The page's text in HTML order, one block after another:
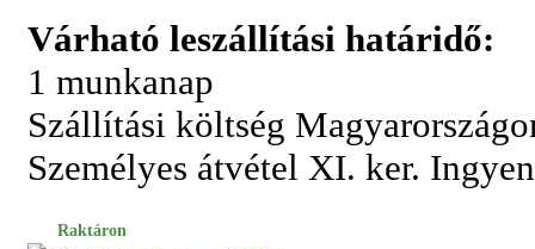
Várható leszállítási határidő:
1 munkanap
Szállítási költség
Személyes átvétel XI. ker.
Raktáron